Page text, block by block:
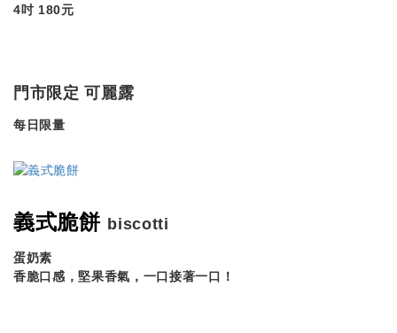
4吋 180元
門市限定 可麗露
每日限量
義式脆餅 biscotti
蛋奶素
香脆口感，堅果香氣，一口接著一口！